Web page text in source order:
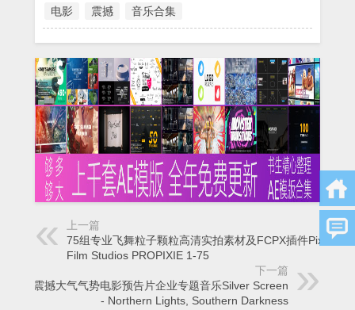
电影 震撼 音乐合集
上一篇
75组专业飞舞粒子颗粒高清实拍素材及FCPX插件Pixel
Film Studios PROPIXIE 1-75
下一篇
28首震撼大气气势电影预告片企业专题音乐Silver Screen
- Northern Lights, Southern Darkness